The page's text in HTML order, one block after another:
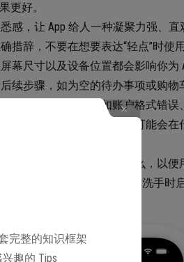
更好。
感，让 App 给人一种凝聚力强、直
辞，不要在想要表达“轻点”时使用
幕尺寸以及设备位置都会影响你为
续步骤，如为空的待办事项或购物
用户避免错误。例如账户格式错误
迫性和重要性，思考用户可能会
。
描述设置打开时会发生什么，以便
描述解释了计时器可以在你洗手时启
完整的知识框架
趣的 Tips